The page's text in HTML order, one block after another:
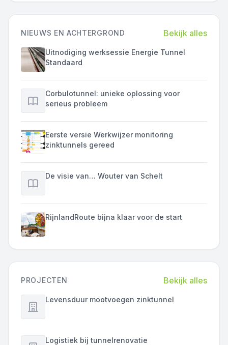
NIEUWS EN ACHTERGROND Bekijk alles
Uitnodiging werksessie Energie Tunnel
Standaard
Corbulotunnel: unieke oplossing voor
serieus probleem
Eerste versie Werkwijzer monitoring
zinktunnels gereed
De visie van… Wouter van Schelt
RijnlandRoute bijna klaar voor de start
PROJECTEN Bekijk alles
Levensduur mootvoegen zinktunnel
Logistiek bij tunnelrenovatie